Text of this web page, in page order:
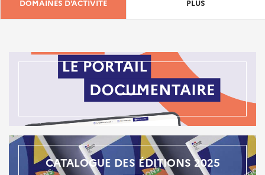
DOMAINES D'ACTIVITÉ PLUS
CATALOGUE DES ÉDITIONS 2025